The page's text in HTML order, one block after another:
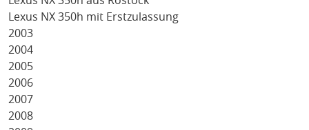
Lexus NX 350h mit Erstzulassung
2003
2004
2005
2006
2007
2008